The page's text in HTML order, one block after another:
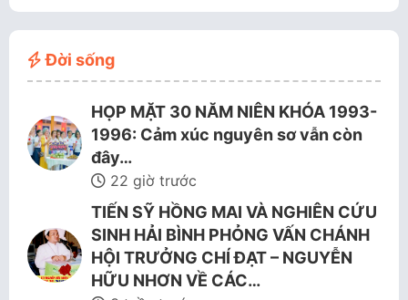
Đời sống
HỌP MẶT 30 NĂM NIÊN KHÓA 1993-
1996: Cảm xúc nguyên sơ vẫn còn
đây…
22 giờ trước
TIẾN SỸ HỒNG MAI VÀ NGHIÊN CỨU
SINH HẢI BÌNH PHỎNG VẤN CHÁNH
HỘI TRƯỞNG CHÍ ĐẠT – NGUYỄN
HỮU NHƠN VỀ CÁC…